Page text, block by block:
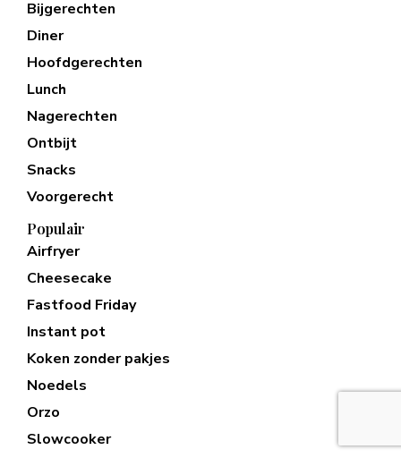
Bijgerechten
Diner
Hoofdgerechten
Lunch
Nagerechten
Ontbijt
Snacks
Voorgerecht
Populair
Airfryer
Cheesecake
Fastfood Friday
Instant pot
Koken zonder pakjes
Noedels
Orzo
Slowcooker